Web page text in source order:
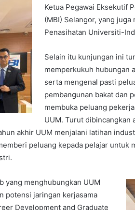
Ketua Pegawai Eksekutif
(MBI) Selangor, yang
Penasihatan Universiti-
Selain itu kunjungan ini
memperkukuh hubungan
serta mengenal pasti
pembangunan bakat dan
membuka peluang
UUM. Turut dibincangkan
akhir UUM menjalani latihan
peluang kepada pelajar untuk
yang menghubungkan UUM
potensi jaringan kerjasama
Development and Graduate